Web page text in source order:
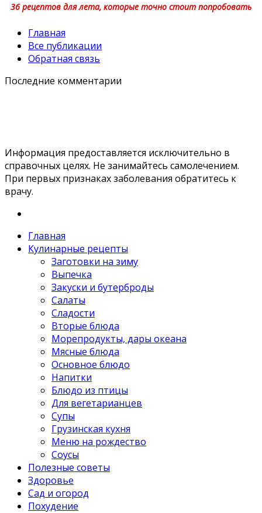
36 рецептов для лета, которые точно стоит попробовать
Главная
Все публикации
Обратная связь
Последние комментарии
Информация предоставляется исключительно в
справочных целях. Не занимайтесь самолечением.
При первых признаках заболевания обратитесь к
врачу.
Главная
Кулинарные рецепты
Заготовки на зиму
Выпечка
Закуски и бутерброды
Салаты
Сладости
Вторые блюда
Морепродукты, дары океана
Мясные блюда
Основное блюдо
Напитки
Блюдо из птицы
Для вегетарианцев
Супы
Грузинская кухня
Меню на рождество
Соусы
Полезные советы
Здоровье
Сад и огород
Похудение